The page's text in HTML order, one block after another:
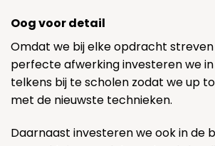
Oog voor detail
Omdat we bij elke opdracht
perfecte afwerking investeren we
telkens bij te scholen zodat we up
met de nieuwste technieken.
Daarnaast investeren we ook in de